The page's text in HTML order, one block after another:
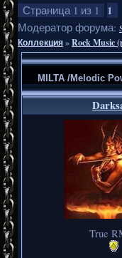
Страница 1 из 1 1
Модератор форума:
Коллекция»Rock Music
MILTA /Melodic
True